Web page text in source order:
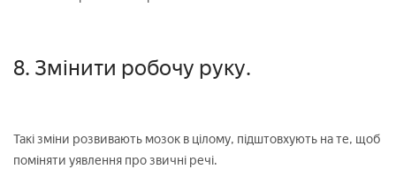
8. Змінити робочу руку.
Такі зміни розвивають мозок в цілому, підштовхують на те, щоб
поміняти уявлення про звичні речі.